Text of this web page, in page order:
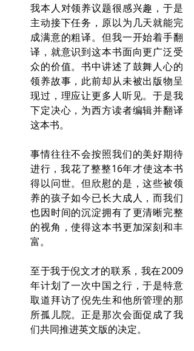
我本人对领养议题很感兴趣，于是
主动接下任务，原以为几天就能完
成满意的粗译。但我一开始着手翻
译，就意识到这本书面向更广泛受
众的价值。书中讲述了鼓舞人心的
领养故事，此前却从未被出版物呈
现过，理应让更多人听见。于是我
下定决心，为西方读者编辑并翻译
这本书。
事情往往不会按照我们的美好期待
进行，我花了整整16年才使这本书
得以问世。但欣慰的是，这些被领
养的孩子如今已长大成人，而我们
也因时间的沉淀拥有了更清晰完整
的视角，使得这本书更加深刻和丰
富。
至于我于倪文才的联系，我在2009
年计划了一次中国之行，于是特意
取道拜访了倪先生和他所管理的那
所孤儿院。正是那次会面促成了我
们共同推进英文版的决定。